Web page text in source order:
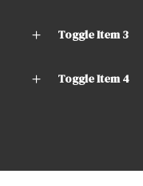
Toggle Item 3
Toggle Item 4